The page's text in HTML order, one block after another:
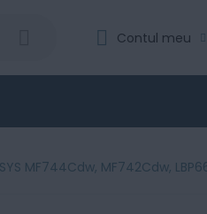
Contul meu
MF744Cdw, MF742Cdw,
LBP664Cx si